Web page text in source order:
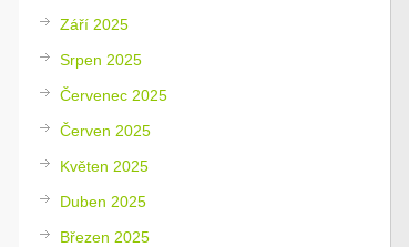
Září 2025
Srpen 2025
Červenec 2025
Červen 2025
Květen 2025
Duben 2025
Březen 2025